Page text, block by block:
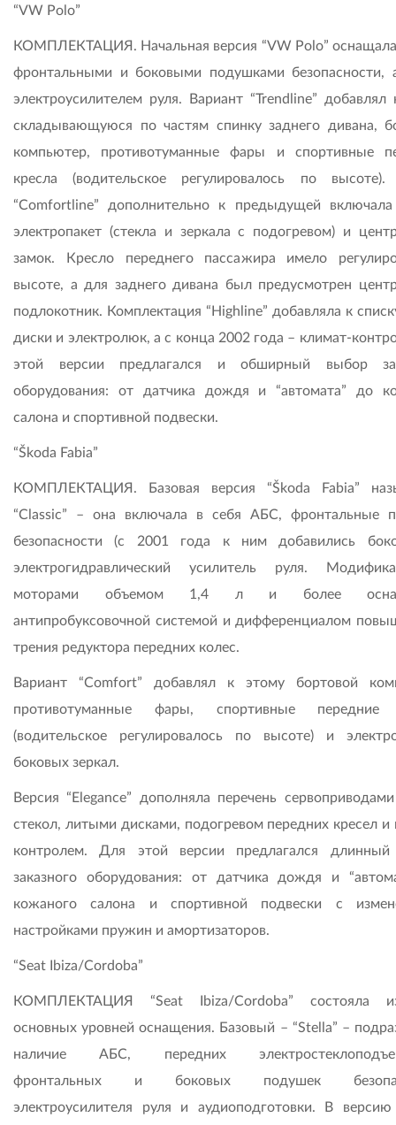
“VW Polo”
КОМПЛЕКТАЦИЯ. Начальная версия “VW Polo”
фронтальными и боковыми подушками безопасности,
электроусилителем руля. Вариант “Trendline” добавлял
складывающуюся по частям спинку заднего дивана,
компьютер, противотуманные фары и спортивные
кресла (водительское регулировалось по высоте).
“Comfortline” дополнительно к предыдущей
электропакет (стекла и зеркала с подогревом) и
замок. Кресло переднего пассажира имело
высоте, а для заднего дивана был предусмотрен
подлокотник. Комплектация “Highline” добавляла к
диски и электролюк, а с конца 2002 года – климат-
этой версии предлагался и обширный выбор
оборудования: от датчика дождя и “автомата” до
салона и спортивной подвески.
“Škoda Fabia”
КОМПЛЕКТАЦИЯ. Базовая версия “Škoda Fabia”
“Classic” – она включала в себя АБС, фронтальные
безопасности (с 2001 года к ним добавились
электрогидравлический усилитель руля.
моторами объемом 1,4 л и более
антипробуксовочной системой и дифференциалом
трения редуктора передних колес.
Вариант “Comfort” добавлял к этому бортовой
противотуманные фары, спортивные передние
(водительское регулировалось по высоте) и
боковых зеркал.
Версия “Elegance” дополняла перечень
стекол, литыми дисками, подогревом передних кресел и
контролем. Для этой версии предлагался длинный
заказного оборудования: от датчика дождя и
кожаного салона и спортивной подвески с
настройками пружин и амортизаторов.
“Seat Ibiza/Cordoba”
КОМПЛЕКТАЦИЯ “Seat Ibiza/Cordoba” состояла
основных уровней оснащения. Базовый – “Stella” –
наличие АБС, передних
фронтальных и боковых подушек
электроусилителя руля и аудиоподготовки. В версию